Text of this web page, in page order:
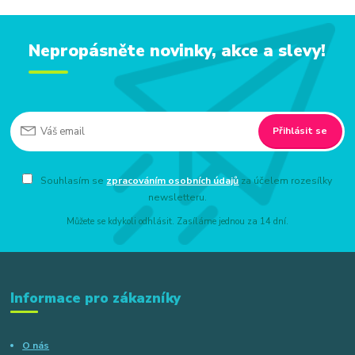
Nepropásněte novinky, akce a slevy!
Přihlásit se
Souhlasím se zpracováním osobních údajů za účelem rozesílky
newsletteru.
Můžete se kdykoli odhlásit. Zasíláme jednou za 14 dní.
Informace pro zákazníky
O nás